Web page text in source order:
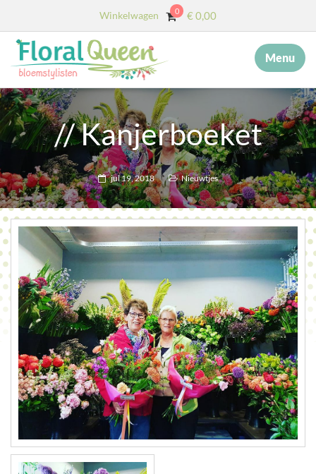
Winkelwagen 0 €0,00
Menu
// Kanjerboeket
jul 19, 2018 Nieuwtjes
MENU ×
START
OVER ONS
DIENSTEN
AFSCHEID MET BLOEMEN
COLLECTIE
WEBSHOP
BLOG
CONTACT